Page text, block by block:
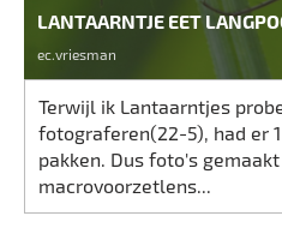
LANTAARNTJE EET
ec.vriesman
Terwijl ik Lantaarntjes
fotograferen(22-5), had er
pakken. Dus foto's gemaakt
macrovoorzetlens...